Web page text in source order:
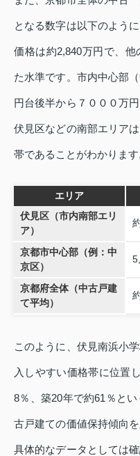
となる数字は以下のよう
価格は約2,840万円で、
た水準です。市内中心部
円台後半から７０００万
伏見区などの南部エリア
帯であることがわかります
エリア
伏見区（市内南部エリ
ア）
京都市中心部（例：中
京区）
京都府全体（中古戸建
て平均）
このように、伏見南浜小
入しやすい価格帯に位置
8％、築20年で約61％と
古戸建ての価値保持傾向
具体的なデータとしては